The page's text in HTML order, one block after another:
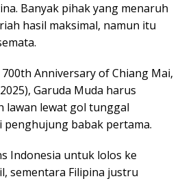
Banyak pihak yang menaruh
hasil maksimal, namun itu
Anniversary of Chiang Mai,
Garuda Muda harus
lawan lewat gol tunggal
penghujung babak pertama.
Indonesia untuk lolos ke
sementara Filipina justru